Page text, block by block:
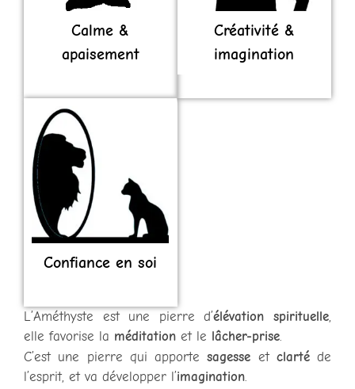
Calme &
apaisement
Créativité &
imagination
Confiance en soi
L’Améthyste est une pierre d’élévation spirituelle,
elle favorise la méditation et le lâcher-prise.
C’est une pierre qui apportesagesse et clartéde
l’esprit, et va développer l’imagination.